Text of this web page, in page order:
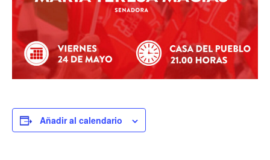
Añadir al calendario